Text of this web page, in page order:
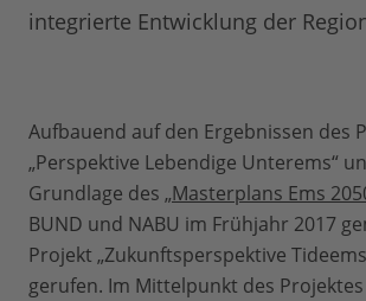
integrierte Entwicklung der
Aufbauend auf den Ergebnissen des
„Perspektive Lebendige Unterems“
Grundlage des „Masterplans Ems
BUND und NABU im Frühjahr 2017
Projekt „Zukunftsperspektive
gerufen. Im Mittelpunkt des